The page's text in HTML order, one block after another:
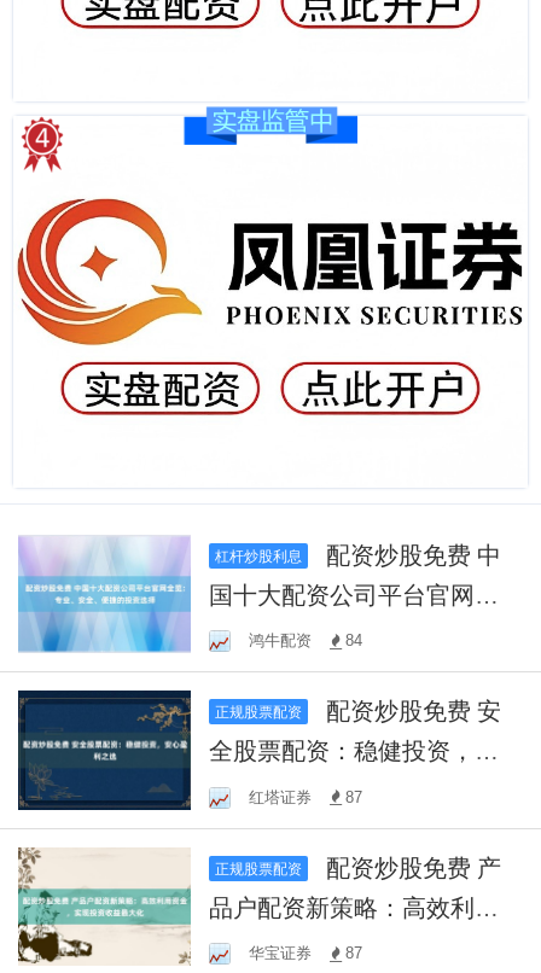
杠杆炒股利息
国十大配资公司平台官网全
览：专业、安全、便捷的投
资选择
鸿牛配资 84
正规股票配资
全股票配资：稳健投资，安
心盈利之选
红塔证券 87
正规股票配资
品户配资新策略：高效利用
资金，实现投资收益最大化
华宝证券 87